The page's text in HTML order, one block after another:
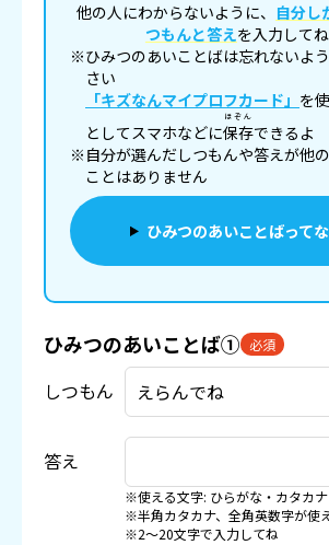
他の人にわからないように、 自分し
つもんと答えを入力してね
※ひみつのあいことばは忘れないよ
さい
「キズなんマイプロフカード」 を
としてスマホなどに保存
ほぞん
できるよ
※自分が選んだしつもんや答えが他
ことはありません
ひみつのあいことばって
ひみつのあいことば① 必須
しつもん
答え
※使える文字: ひらがな・カタカ
※半角カタカナ、全角英数字が使
※2〜20文字で入力してね